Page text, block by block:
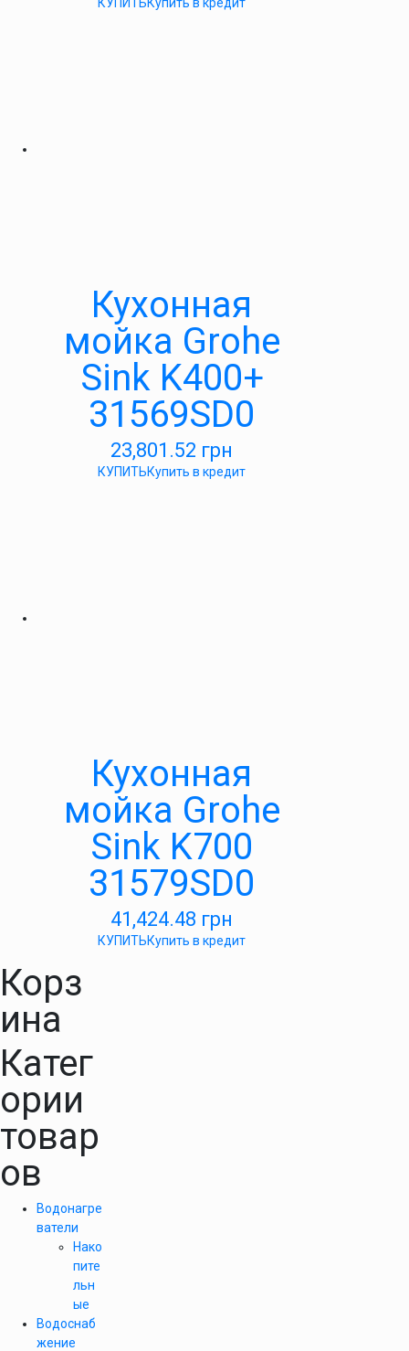
Кухонная
мойка Grohe
Sink K400+
31569SD0
23,801.52 грн
КУПИТЬКупить в кредит
Кухонная
мойка Grohe
Sink K700
31579SD0
41,424.48 грн
КУПИТЬКупить в кредит
Корз
ина
Катег
ории
товар
ов
Водонагре
ватели
Нако
пите
льн
ые
Водоснаб
жение